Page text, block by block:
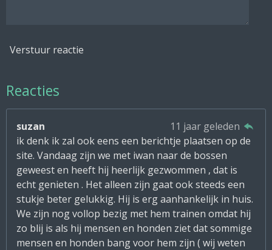
Verstuur reactie
Reacties
suzan
11 jaar geleden
ik denk ik zal ook eens een berichtje plaatsen op de
site. Vandaag zijn we met iwan naar de bossen
geweest en heeft hij heerlijk gezwommen , dat is
echt genieten . Het alleen zijn gaat ook steeds een
stukje beter gelukkig. Hij is erg aanhankelijk in huis.
We zijn nog vollop bezig met hem trainen omdat hij
zo blij is als hij mensen en honden ziet dat sommige
mensen en honden bang voor hem zijn ( wij weten